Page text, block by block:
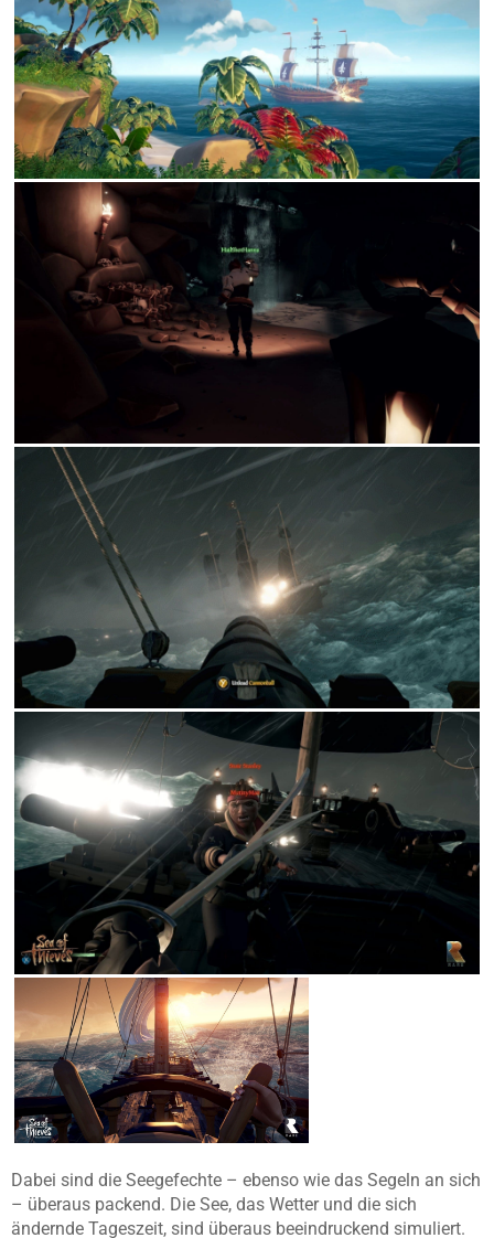
Dabei sind die Seegefechte – ebenso wie das Segeln an sich
– überaus packend. Die See, das Wetter und die sich
ändernde Tageszeit, sind überaus beeindruckend simuliert.